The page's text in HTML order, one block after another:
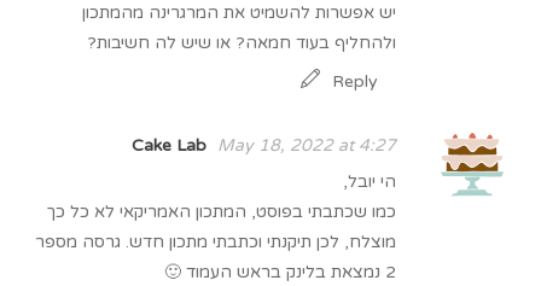
יש אפשרות להשמיט את המרגרינה מהמתכון
ולהחליף בעוד חמאה? או שיש לה חשיבות?
Reply
Cake Lab
May 18, 2022 at 4:27
הי יובל,
כמו שכתבתי בפוסט, המתכון האמריקאי לא כל כך
מוצלח, לכן תיקנתי וכתבתי מתכון חדש. גרסה מספר
2 נמצאת בלינק בראש העמוד 🙂